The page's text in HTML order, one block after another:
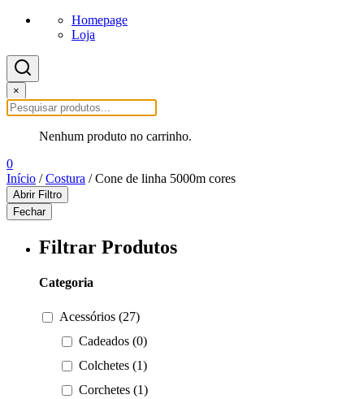
Homepage
Loja
×
Nenhum produto no carrinho.
0
Início /Costura / Cone de linha 5000m cores
Abrir Filtro
Fechar
Filtrar Produtos
Categoria
Acessórios (27)
Cadeados (0)
Colchetes (1)
Corchetes (1)